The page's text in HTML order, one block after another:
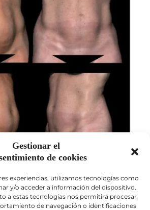
Gestionar el
de cookies
experiencias, utilizamos tecnologías como
y/o acceder a información del dispositivo.
a estas tecnologías nos permitirá procesar
de navegación o identificaciones
abdomen y caderas antes y
después